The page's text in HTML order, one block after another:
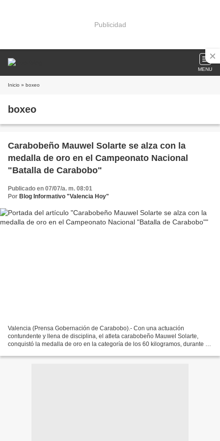
Publicidad
MENU
Inicio » boxeo
boxeo
Carabobeño Mauwel Solarte se alza con la
medalla de oro en el Campeonato Nacional
"Batalla de Carabobo"
Publicado en 07/07/a. m. 08:01
Por Blog Informativo "Valencia Hoy"
Valencia (Prensa Gobernación de Carabobo).- Con una actuación
contundente y llena de disciplina, el atleta carabobeño Mauwel Solarte,
conquistó la medalla de oro en la categoría de los 60 kilogramos, durante el